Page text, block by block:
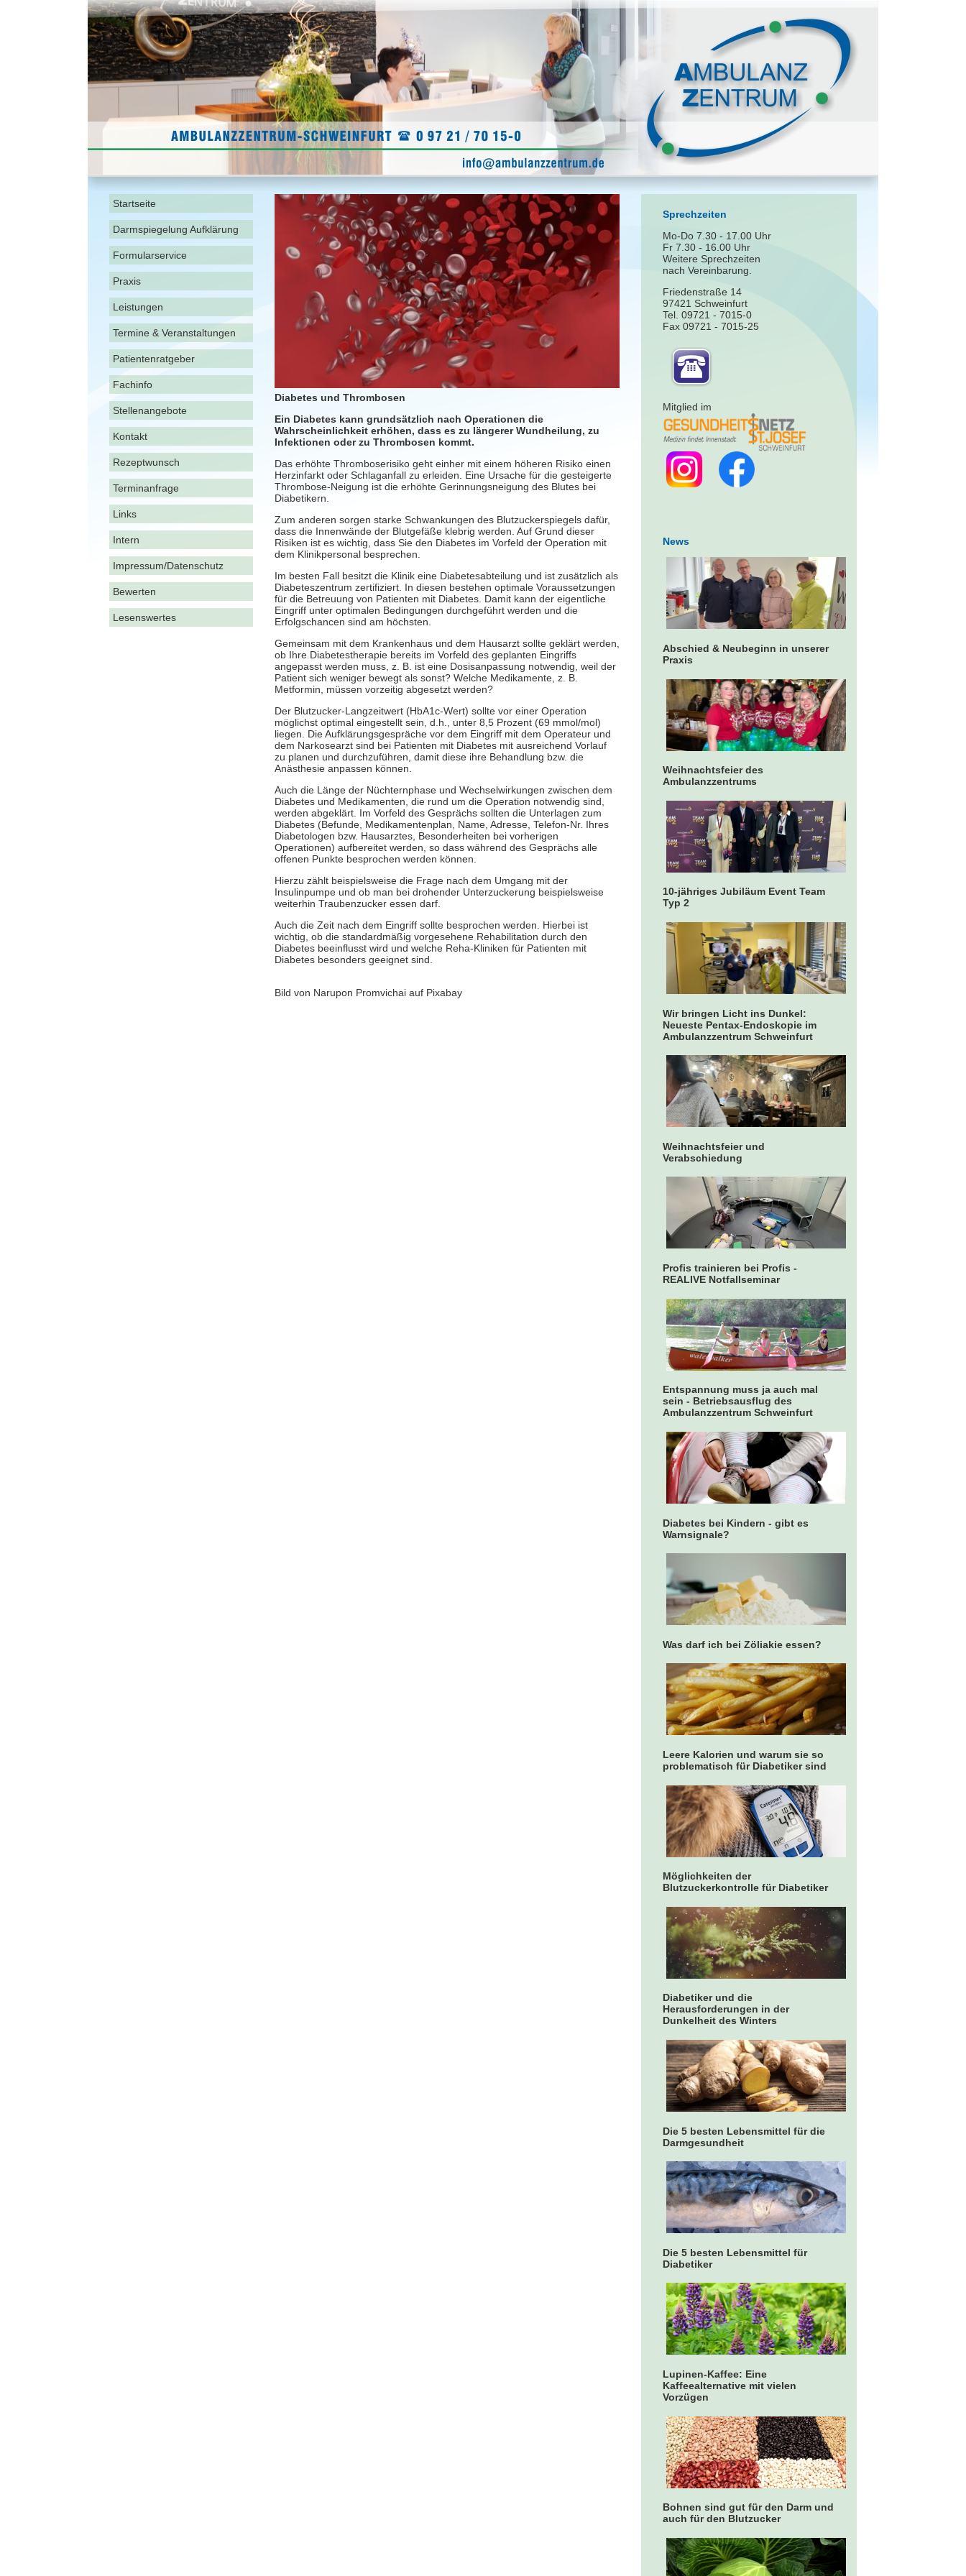
Startseite
Darmspiegelung Aufklärung
Formularservice
Praxis
Leistungen
Termine & Veranstaltungen
Patientenratgeber
Fachinfo
Stellenangebote
Kontakt
Rezeptwunsch
Terminanfrage
Links
Intern
Impressum/Datenschutz
Bewerten
Lesenswertes
Diabetes und Thrombosen
Ein Diabetes kann grundsätzlich nach Operationen die
Wahrscheinlichkeit erhöhen, dass es zu längerer Wundheilung, zu
Infektionen oder zu Thrombosen kommt.
Das erhöhte Thromboserisiko geht einher mit einem höheren Risiko einen
Herzinfarkt oder Schlaganfall zu erleiden. Eine Ursache für die gesteigerte
Thrombose-Neigung ist die erhöhte Gerinnungsneigung des Blutes bei
Diabetikern.
Zum anderen sorgen starke Schwankungen des Blutzuckerspiegels dafür,
dass die Innenwände der Blutgefäße klebrig werden. Auf Grund dieser
Risiken ist es wichtig, dass Sie den Diabetes im Vorfeld der Operation mit
dem Klinikpersonal besprechen.
Im besten Fall besitzt die Klinik eine Diabetesabteilung und ist zusätzlich als
Diabeteszentrum zertifiziert. In diesen bestehen optimale Voraussetzungen
für die Betreuung von Patienten mit Diabetes. Damit kann der eigentliche
Eingriff unter optimalen Bedingungen durchgeführt werden und die
Erfolgschancen sind am höchsten.
Gemeinsam mit dem Krankenhaus und dem Hausarzt sollte geklärt werden,
ob Ihre Diabetestherapie bereits im Vorfeld des geplanten Eingriffs
angepasst werden muss, z. B. ist eine Dosisanpassung notwendig, weil der
Patient sich weniger bewegt als sonst? Welche Medikamente, z. B.
Metformin, müssen vorzeitig abgesetzt werden?
Der Blutzucker-Langzeitwert (HbA1c-Wert) sollte vor einer Operation
möglichst optimal eingestellt sein, d.h., unter 8,5 Prozent (69 mmol/mol)
liegen. Die Aufklärungsgespräche vor dem Eingriff mit dem Operateur und
dem Narkosearzt sind bei Patienten mit Diabetes mit ausreichend Vorlauf
zu planen und durchzuführen, damit diese ihre Behandlung bzw. die
Anästhesie anpassen können.
Auch die Länge der Nüchternphase und Wechselwirkungen zwischen dem
Diabetes und Medikamenten, die rund um die Operation notwendig sind,
werden abgeklärt. Im Vorfeld des Gesprächs sollten die Unterlagen zum
Diabetes (Befunde, Medikamentenplan, Name, Adresse, Telefon-Nr. Ihres
Diabetologen bzw. Hausarztes, Besonderheiten bei vorherigen
Operationen) aufbereitet werden, so dass während des Gesprächs alle
offenen Punkte besprochen werden können.
Hierzu zählt beispielsweise die Frage nach dem Umgang mit der
Insulinpumpe und ob man bei drohender Unterzuckerung beispielsweise
weiterhin Traubenzucker essen darf.
Auch die Zeit nach dem Eingriff sollte besprochen werden. Hierbei ist
wichtig, ob die standardmäßig vorgesehene Rehabilitation durch den
Diabetes beeinflusst wird und welche Reha-Kliniken für Patienten mit
Diabetes besonders geeignet sind.
Bild von Narupon Promvichai auf Pixabay
Sprechzeiten
Mo-Do 7.30 - 17.00 Uhr
Fr 7.30 - 16.00 Uhr
Weitere Sprechzeiten
nach Vereinbarung.
Friedenstraße 14
97421 Schweinfurt
Tel. 09721 - 7015-0
Fax 09721 - 7015-25
Mitglied im
News
Abschied & Neubeginn in unserer
Praxis
Weihnachtsfeier des
Ambulanzzentrums
10-jähriges Jubiläum Event Team
Typ 2
Wir bringen Licht ins Dunkel:
Neueste Pentax-Endoskopie im
Ambulanzzentrum Schweinfurt
Weihnachtsfeier und
Verabschiedung
Profis trainieren bei Profis -
REALIVE Notfallseminar
Entspannung muss ja auch mal
sein - Betriebsausflug des
Ambulanzzentrum Schweinfurt
Diabetes bei Kindern - gibt es
Warnsignale?
Was darf ich bei Zöliakie essen?
Leere Kalorien und warum sie so
problematisch für Diabetiker sind
Möglichkeiten der
Blutzuckerkontrolle für Diabetiker
Diabetiker und die
Herausforderungen in der
Dunkelheit des Winters
Die 5 besten Lebensmittel für die
Darmgesundheit
Die 5 besten Lebensmittel für
Diabetiker
Lupinen-Kaffee: Eine
Kaffeealternative mit vielen
Vorzügen
Bohnen sind gut für den Darm und
auch für den Blutzucker